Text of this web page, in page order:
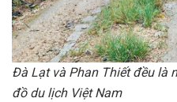
Đà Lạt và Phan Thiết đều là
đồ du lịch Việt Nam